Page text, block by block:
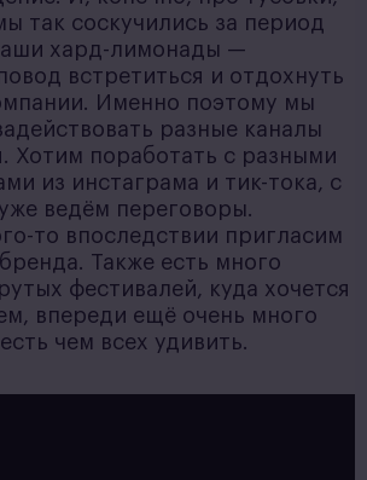
так соскучились за период
хард-лимонады —
встретиться и отдохнуть
Именно поэтому мы
разные каналы
Хотим поработать с разными
из инстаграма и тик-тока, с
ведём переговоры.
то впоследствии пригласим
Также есть много
фестивалей, куда хочется
впереди ещё очень много
чем всех удивить.